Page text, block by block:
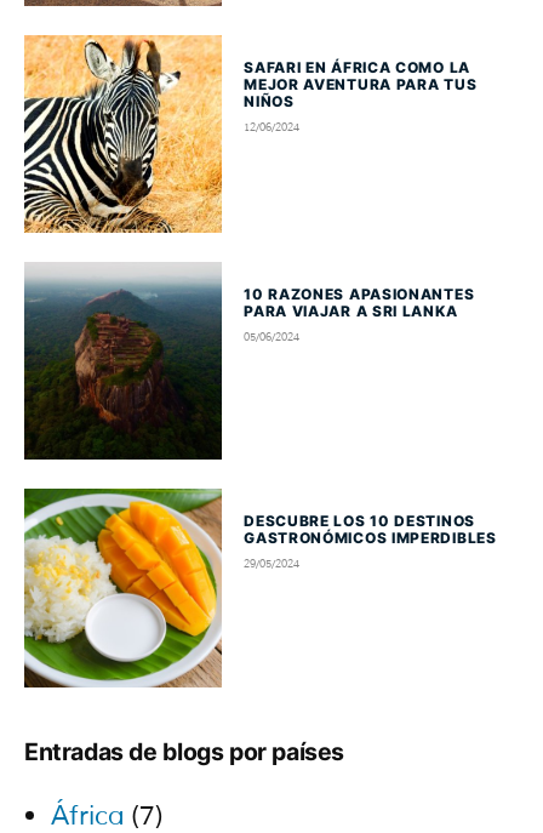
SAFARI EN ÁFRICA COMO LA
MEJOR AVENTURA PARA TUS
NIÑOS
12/06/2024
10 RAZONES APASIONANTES
PARA VIAJAR A SRI LANKA
05/06/2024
DESCUBRE LOS 10 DESTINOS
GASTRONÓMICOS IMPERDIBLES
29/05/2024
Entradas de blogs por países
África (7)